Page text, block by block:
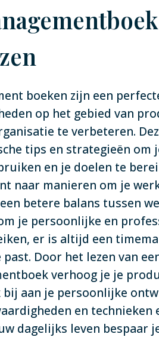
boeken zijn een
op het gebied van
te verbeteren.
tips en strategieën om
en je doelen te
naar manieren om je
betere balans tussen
je persoonlijke en
er is altijd een
Door het lezen van
verhoog je je
aan je persoonlijke
en technieken
dagelijks leven bespaar